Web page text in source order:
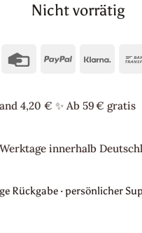
Nicht vorrätig
CreditPayPal
4,20 € ✨Ab 59 € gratis
innerhalb
Rückgabe · persönlicher